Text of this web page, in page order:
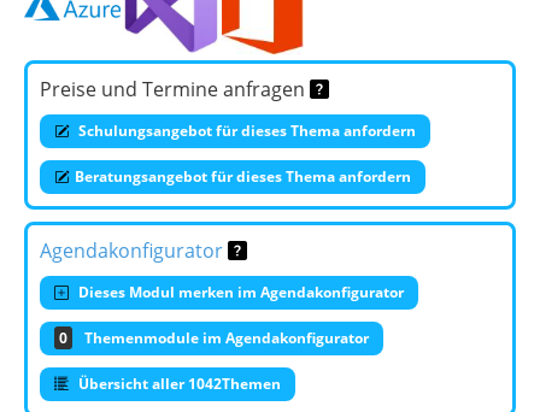
Preise und Termine anfragen
Schulungsangebot für dieses Thema anfordern
Beratungsangebot für dieses Thema anfordern
Agendakonfigurator
Dieses Modul merken im Agendakonfigurator
0 Themenmodule im Agendakonfigurator
Übersicht aller 1042Themen